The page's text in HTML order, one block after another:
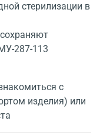
стерилизации в
287-113
с
изделия) или